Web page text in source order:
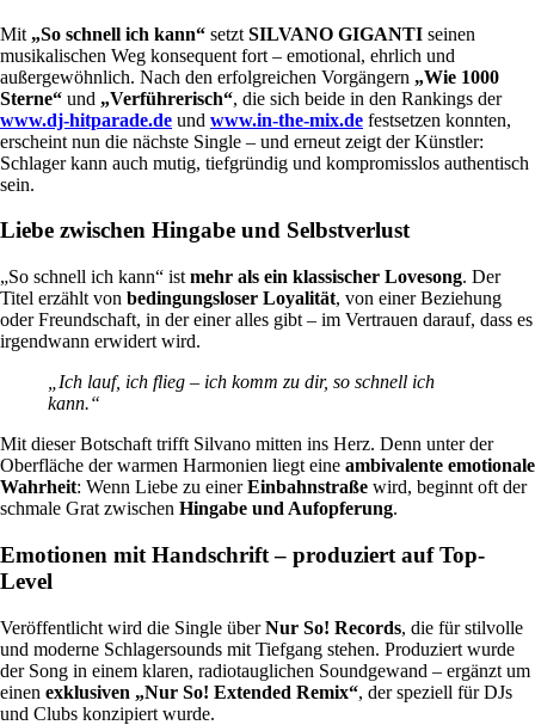
Mit „So schnell ich kann“ setzt SILVANO GIGANTI seinen
musikalischen Weg konsequent fort – emotional, ehrlich und
außergewöhnlich. Nach den erfolgreichen Vorgängern „Wie 1000
Sterne“ und „Verführerisch“, die sich beide in den Rankings der
www.dj-hitparade.de und www.in-the-mix.de festsetzen konnten,
erscheint nun die nächste Single – und erneut zeigt der Künstler:
Schlager kann auch mutig, tiefgründig und kompromisslos authentisch
sein.
Liebe zwischen Hingabe und Selbstverlust
„So schnell ich kann“ ist mehr als ein klassischer Lovesong. Der
Titel erzählt von bedingungsloser Loyalität, von einer Beziehung
oder Freundschaft, in der einer alles gibt – im Vertrauen darauf, dass es
irgendwann erwidert wird.
„Ich lauf, ich flieg – ich komm zu dir, so schnell ich
kann.“
Mit dieser Botschaft trifft Silvano mitten ins Herz. Denn unter der
Oberfläche der warmen Harmonien liegt eine ambivalente emotionale
Wahrheit: Wenn Liebe zu einerEinbahnstraße wird, beginnt oft der
schmale Grat zwischen Hingabe und Aufopferung.
Emotionen mit Handschrift – produziert auf Top-
Level
Veröffentlicht wird die Single überNur So! Records, die für stilvolle
und moderne Schlagersounds mit Tiefgang stehen. Produziert wurde
der Song in einem klaren, radiotauglichen Soundgewand – ergänzt um
einen exklusiven „Nur So! Extended Remix“, der speziell für DJs
und Clubs konzipiert wurde.